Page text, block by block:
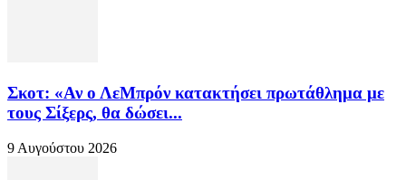
Σκοτ: «Αν ο ΛεΜπρόν κατακτήσει πρωτάθλημα με
τους Σίξερς, θα δώσει...
9 Αυγούστου 2026